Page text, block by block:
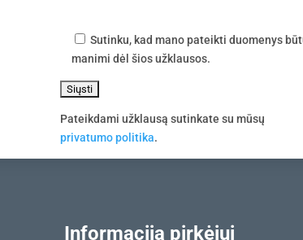
Sutinku, kad mano pateikti duomenys
manimi dėl šios užklausos.
Pateikdami užklausą sutinkate su mūsų
privatumo politika.
Informacija pirkėjui